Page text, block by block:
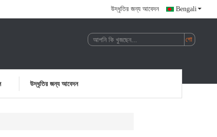
উদ্ধৃতির জন্য আবেদন Bengali
উদ্ধৃতির জন্য আবেদন